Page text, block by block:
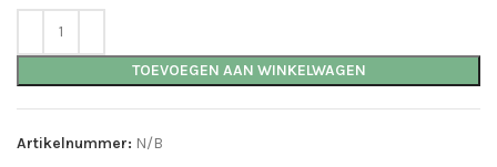
TOEVOEGEN AAN WINKELWAGEN
Artikelnummer: N/B